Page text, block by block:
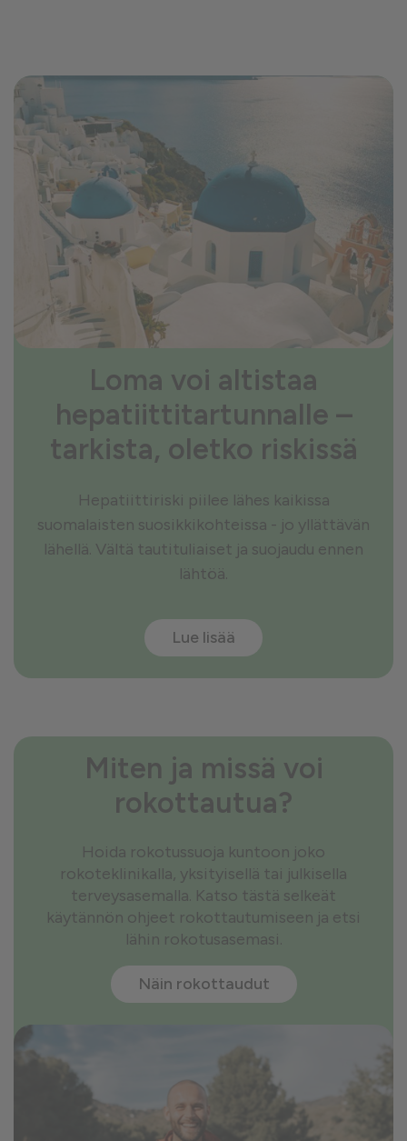
Loma voi altistaa
hepatiittitartunnalle –
tarkista, oletko riskissä
Hepatiittiriski piilee lähes kaikissa
suomalaisten suosikkikohteissa - jo yllättävän
lähellä. Vältä tautituliaiset ja suojaudu ennen
lähtöä.
Lue lisää
Miten ja missä voi
rokottautua?
Hoida rokotussuoja kuntoon joko
rokoteklinikalla, yksityisellä tai julkisella
terveysasemalla. Katso tästä selkeät
käytännön ohjeet rokottautumiseen ja etsi
lähin rokotusasemasi.
Näin rokottaudut